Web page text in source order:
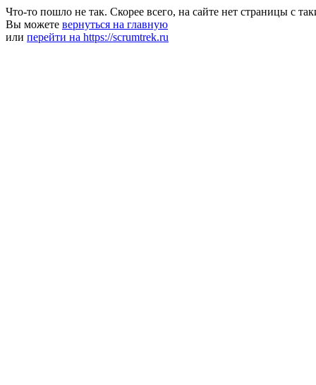
Что-то пошло не так. Скорее всего, на сайте нет страницы с
Вы можете вернуться на главную
или перейти на https://scrumtrek.ru